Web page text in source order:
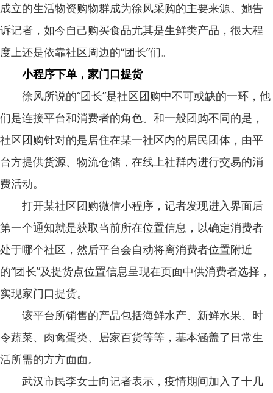
成立的生活物资购物群成为徐风采购的主要来源。她告
诉记者，如今自己购买食品尤其是生鲜类产品，很大程
度上还是依靠社区周边的“团长”们。
小程序下单，家门口提货
徐风所说的“团长”是社区团购中不可或缺的一环，他
们是连接平台和消费者的角色。和一般团购不同的是，
社区团购针对的是居住在某一社区内的居民团体，由平
台方提供货源、物流仓储，在线上社群内进行交易的消
费活动。
打开某社区团购微信小程序，记者发现进入界面后
第一个通知就是获取当前所在位置信息，以确定消费者
处于哪个社区，然后平台会自动将离消费者位置附近
的“团长”及提货点位置信息呈现在页面中供消费者选择，
实现家门口提货。
该平台所销售的产品包括海鲜水产、新鲜水果、时
令蔬菜、肉禽蛋类、居家百货等等，基本涵盖了日常生
活所需的方方面面。
武汉市民李女士向记者表示，疫情期间加入了十几